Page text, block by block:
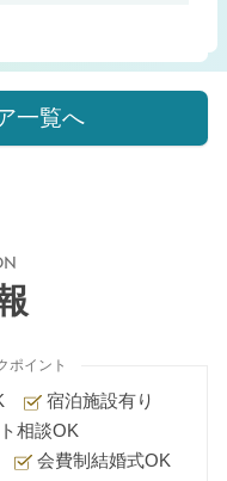
一覧へ
ポイント
宿泊施設有り
相談OK
会費制結婚式OK